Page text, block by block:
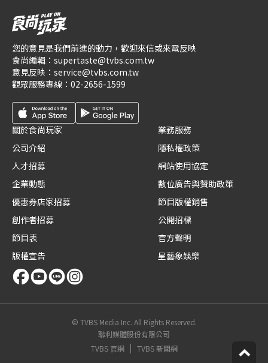
您的意見是我們前進的動力，歡迎來信或來電反映
食尚編輯： supertaste@tvbs.com.tw
意見反映： service@tvbs.com.tw
觀眾服務專線： 02-2656-1599
關於食尚玩家
公司介紹
人才招募
企業動態
優惠券店家招募
創作者招募
節目表
版權宣告
業務服務
隱私權政策
網站使用協定
數位廣告與贊助政策
節目版權銷售
公開招標
官方聲明
星藝象娛樂
© TVBS Media Inc. All Rights Reserved.
聯利媒體股份有限公司
TVBS 官網
TVBS 新聞網